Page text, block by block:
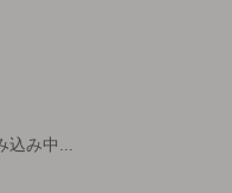
込み中...